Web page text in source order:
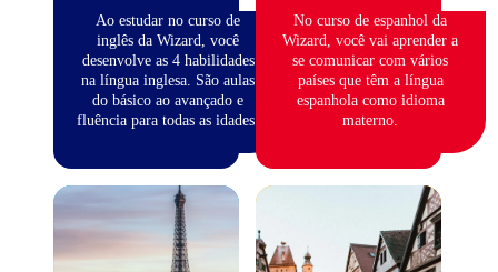
Ao estudar no curso de
inglês da Wizard, você
desenvolve as 4 habilidades
na língua inglesa. São aulas
do básico ao avançado e
fluência para todas as idades.
No curso de espanhol da
Wizard, você vai aprender a
se comunicar com vários
países que têm a língua
espanhola como idioma
materno.